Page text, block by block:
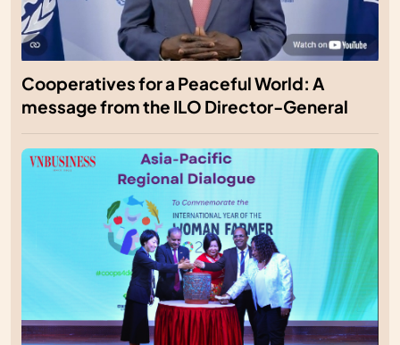
Cooperatives for a Peaceful World: A
message from the ILO Director-General